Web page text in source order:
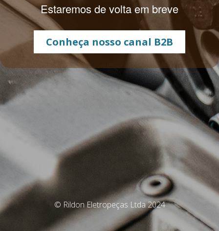
Estaremos de volta em breve
Conheça nosso canal B2B
© Rildon Eletropeças Ltda 2024